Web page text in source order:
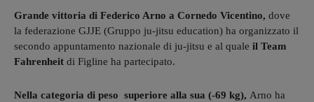
Grande vittoria di Federico Arno a Cornedo Vicentino, dove
la federazione GJJE (Gruppo ju-jitsu education) ha organizzato il
secondo appuntamento nazionale di ju-jitsu e al quale il Team
Fahrenheit di Figline ha partecipato.
Nella categoria di peso superiore alla sua (-69 kg), Arno ha